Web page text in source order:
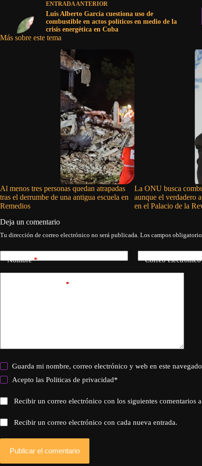
ENTRADAANTERIOR
Luis Alberto García cuestiona uso de
combustible en actos políticos en medio de la
crisis energética en Cuba
Más sobre este tema
Al menos tres personas quedan atrapadas
tras el derrumbe de una antigua escuela en
Remedios
La ONU busca
aunque el verdadero
en el Palacio de la
Deja un comentario
Tu dirección de correo electrónico no será publicada. Los campos
Nombre* Correo electrónico
*
Guarda mi nombre, correo electrónico y web en este
Acepto lasPoliticas de privacidad*
Recibir un correo electrónico con los siguientes comentarios a
Recibir un correo electrónico con cada nueva entrada.
Publicar el comentario